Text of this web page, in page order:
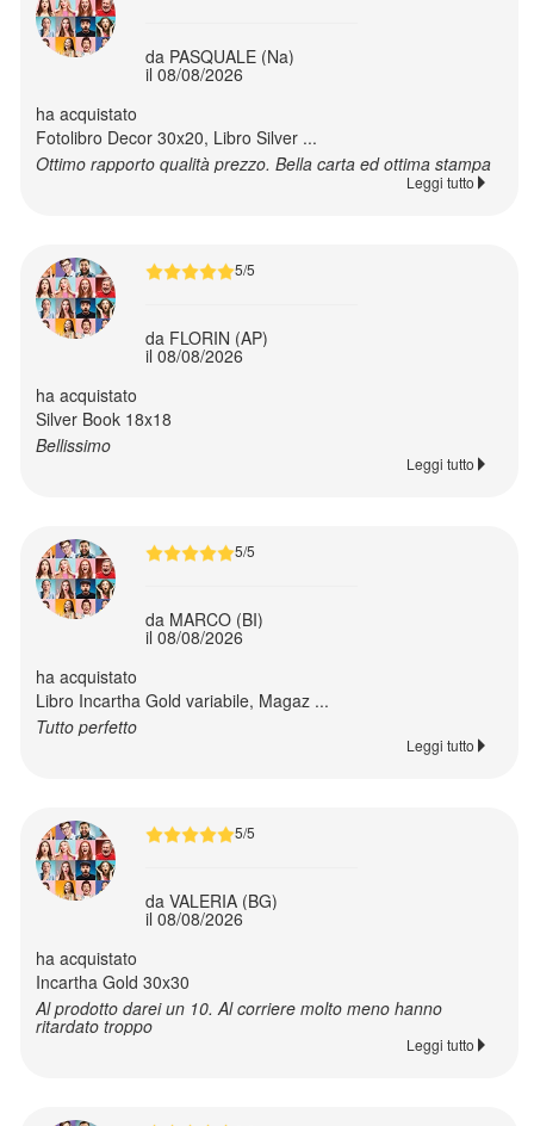
Paluche
Calamite
personalizzate
per
cani
personalizzate
Decorazioni
Natale
Decorazioni
Halloween
regalo
al
menù
Box
da PASQUALE (Na)
il 08/08/2026
ha acquistato
Fotolibro Decor 30x20, Libro Silver ...
Ottimo rapporto qualità prezzo. Bella carta ed ottima stampa
Leggi tutto
5/5
da FLORIN (AP)
il 08/08/2026
ha acquistato
Silver Book 18x18
Bellissimo
Leggi tutto
5/5
da MARCO (BI)
il 08/08/2026
ha acquistato
Libro Incartha Gold variabile, Magaz ...
Tutto perfetto
Leggi tutto
5/5
da VALERIA (BG)
il 08/08/2026
ha acquistato
Incartha Gold 30x30
Al prodotto darei un 10. Al corriere molto meno hanno
ritardato troppo
Leggi tutto